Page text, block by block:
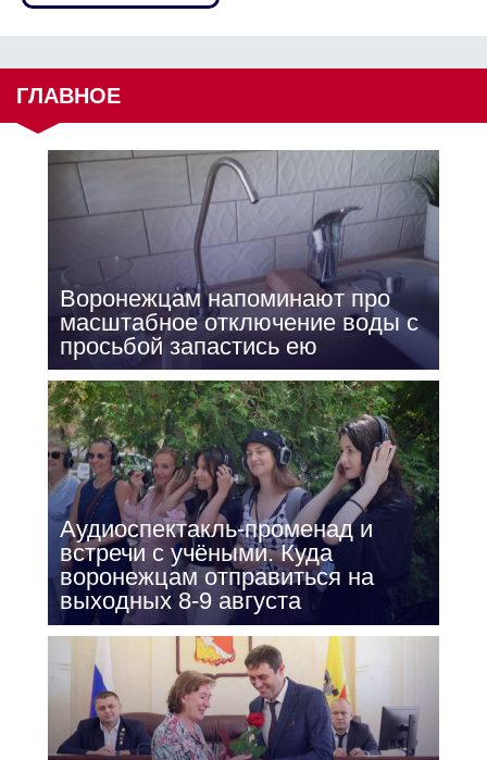
ГЛАВНОЕ
Воронежцам напоминают про
масштабное отключение воды с
просьбой запастись ею
Аудиоспектакль-променад и
встречи с учёными. Куда
воронежцам отправиться на
выходных 8-9 августа